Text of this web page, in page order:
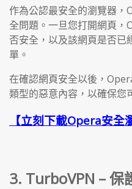
作為公認最安全的瀏覽器，
全問題。一旦您打開網頁
否安全，以及該網頁是否已
單。
在確認網頁安全以後，
類型的惡意內容，以確保您
【立刻下載Opera安全
3. TurboVPN – 保